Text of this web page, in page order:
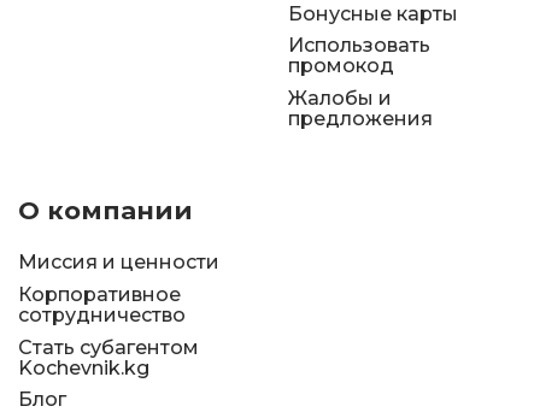
Бонусные карты
Использовать
промокод
Жалобы и
предложения
О компании
Миссия и ценности
Корпоративное
сотрудничество
Стать субагентом
Kochevnik.kg
Блог